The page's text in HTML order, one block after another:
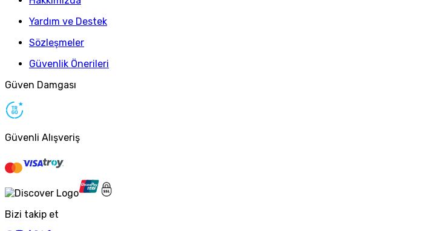
Yardım ve Destek
Sözleşmeler
Güvenlik Önerileri
Güven Damgası
Güvenli Alışveriş
Bizi takip et